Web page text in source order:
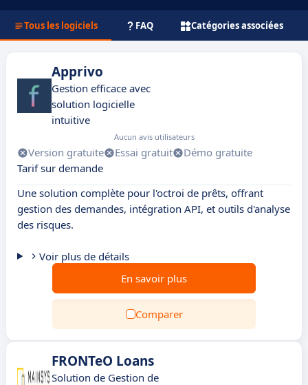
Tous les logiciels FAQ Catégories associées
Apprivo
Gestion efficace avec
solution logicielle
intuitive
Aucun avis utilisateurs
Version gratuite Essai gratuit
Démo gratuite
Tarif sur demande
Une solution complète pour l'octroi de prêts, offrant
gestion des demandes, intégration API, et outils d'analyse
des risques.
Voir plus de détails
En savoir plus
Comparer
FRONTeO Loans
Solution de Gestion de